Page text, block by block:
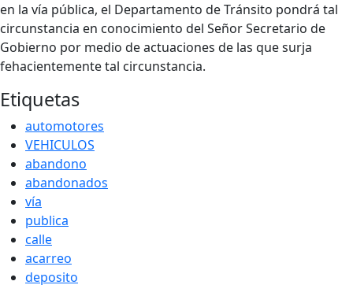
en la vía pública, el Departamento de Tránsito pondrá tal
circunstancia en conocimiento del Señor Secretario de
Gobierno por medio de actuaciones de las que surja
fehacientemente tal circunstancia.
Etiquetas
automotores
VEHICULOS
abandono
abandonados
vía
publica
calle
acarreo
deposito